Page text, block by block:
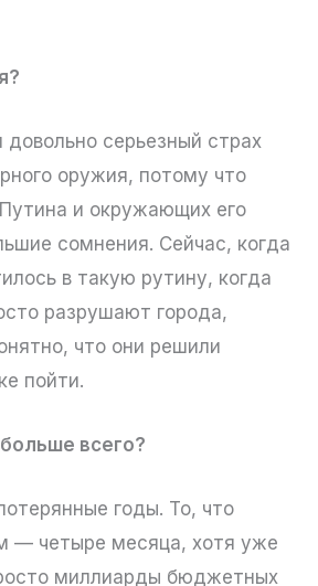
серьезный страх
оружия, потому что
и окружающих его
сомнения. Сейчас, когда
в такую рутину, когда
разрушают города,
что они решили
пойти.
всего?
годы. То, что
— четыре месяца, хотя уже
миллиарды бюджетных